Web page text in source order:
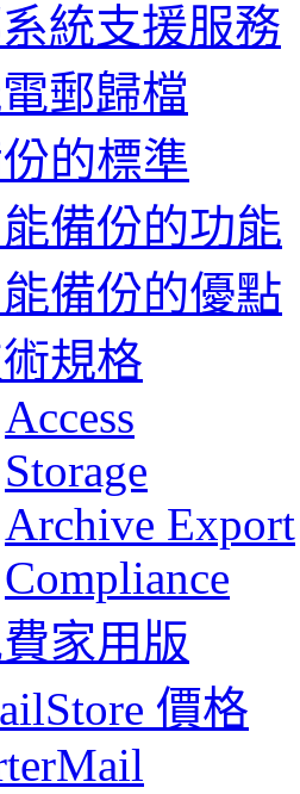
統支援服務
郵歸檔
的標準
備份的功能
備份的優點
規格
Access
Storage
Archive Export
Compliance
家用版
價格